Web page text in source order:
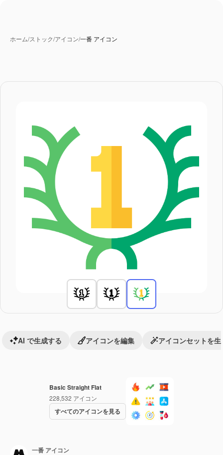
ホーム/ストック/アイコン/一番 アイコン
Basic Straight Flat
228,532 アイコン
すべてのアイコンを見る
AI で生成する アイコンを編集 アイコンセットを生
一番 アイコン